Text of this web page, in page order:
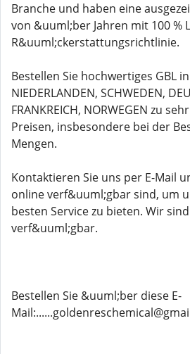
Branche und haben eine
von &uuml;ber Jahren mit 100 %
R&uuml;ckerstattungsrichtlinie.
Bestellen Sie hochwertiges GBL in
NIEDERLANDEN, SCHWEDEN,
FRANKREICH, NORWEGEN zu
Preisen, insbesondere bei der
Mengen.
Kontaktieren Sie uns per E-Mail
online verf&uuml;gbar sind, um
besten Service zu bieten. Wir
verf&uuml;gbar.
Bestellen Sie &uuml;ber diese E-